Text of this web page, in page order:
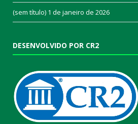
(sem título) 1 de janeiro de 2026
DESENVOLVIDO POR CR2